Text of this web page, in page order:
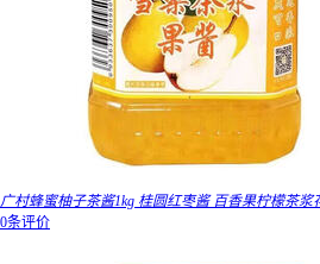
广村蜂蜜柚子茶酱1kg 桂圆红枣酱 百香果柠檬茶
0条评价